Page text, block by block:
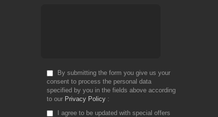
By submitting the form you give us your
consent to process the personal data
specified by you in the fields above according
to our Privacy Policy
I agree to be updated with special offers